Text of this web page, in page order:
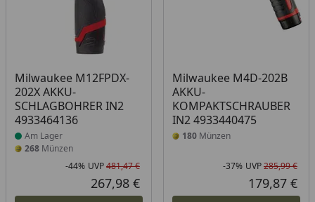
Milwaukee M12FPDX-
202X AKKU-
SCHLAGBOHRER IN2
4933464136
Produkt am Lager
Am Lager
268 Münzen
Rabatt in Prozent
-44%
Ursprünglicher Preis
UVP481,47 €
Aktueller Preis
267,98 €
Milwaukee M4D-202B
AKKU-
KOMPAKTSCHRAUBER
IN2 4933440475
180Münzen
-37% UVP285,99 €
179,87 €